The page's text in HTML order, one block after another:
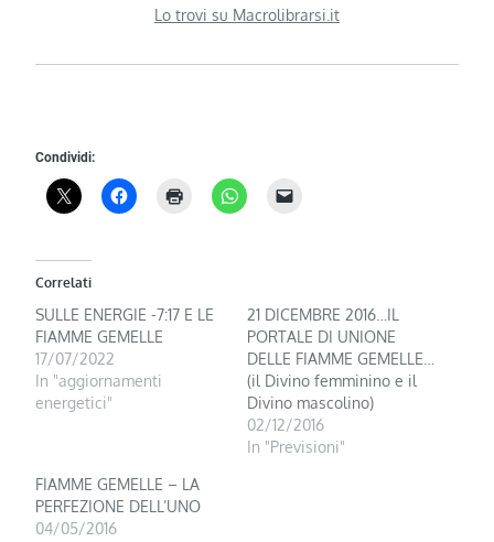
Lo trovi su Macrolibrarsi.it
Condividi:
Correlati
SULLE ENERGIE -7:17 E LE
FIAMME GEMELLE
17/07/2022
In "aggiornamenti
energetici"
21 DICEMBRE 2016…IL
PORTALE DI UNIONE
DELLE FIAMME GEMELLE…
(il Divino femminino e il
Divino mascolino)
02/12/2016
In "Previsioni"
FIAMME GEMELLE – LA
PERFEZIONE DELL’UNO
04/05/2016